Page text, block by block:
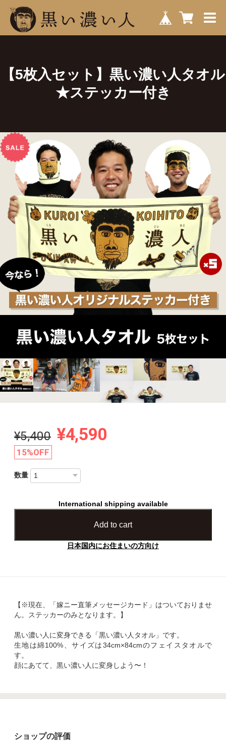
【5枚入セット】黒い濃い人タオル
★ステッカー付き
¥5,400 ¥4,590
15%OFF
数量
International shipping available
Add to cart
日本国内にお住まいの方向け
【※現在、「嫁ニー直筆メッセージカード」はついておりませ
ん。ステッカーのみとなります。】
黒い濃い人に変身できる「黒い濃い人タオル」です。
生地は綿100%、サイズは34cm×84cmのフェイスタオルで
す。
顔にあてて、黒い濃い人に変身しよう〜！
ショップの評価